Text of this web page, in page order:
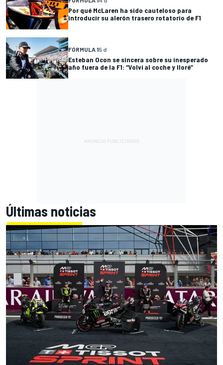
Por qué McLaren ha sido cauteloso para
introducir su alerón trasero rotatorio de F1
FÓRMULA 15 d
Esteban Ocon se sincera sobre su inesperado
año fuera de la F1: “Volví al coche y lloré”
Últimas noticias